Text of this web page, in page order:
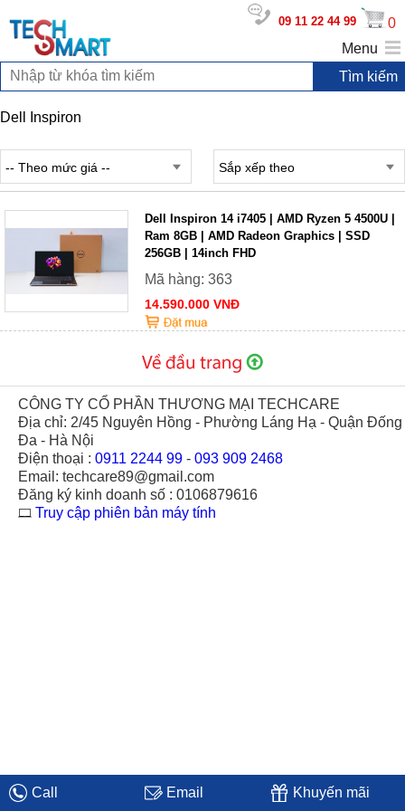
09 11 22 44 99
0
Menu
Dell Inspiron
-- Theo mức giá -- Sắp xếp theo
Dell Inspiron 14 i7405 | AMD Ryzen 5 4500U |
Ram 8GB | AMD Radeon Graphics | SSD
256GB | 14inch FHD
Mã hàng: 363
14.590.000 VNĐ
CÔNG TY CỔ PHẦN THƯƠNG MẠI TECHCARE
Địa chỉ: 2/45 Nguyên Hồng - Phường Láng Hạ - Quận Đống
Đa - Hà Nội
Điện thoại : 0911 2244 99 - 093 909 2468
Email: techcare89@gmail.com
Đăng ký kinh doanh số : 0106879616
Truy cập phiên bản máy tính
Khuyến mãi
Call Email